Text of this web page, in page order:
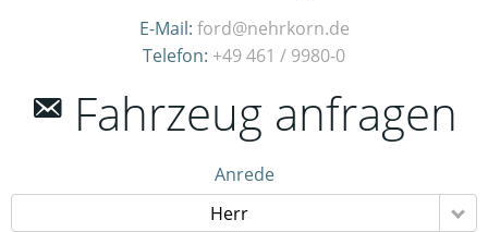
E-Mail: ford@nehrkorn.de
Telefon: +49 461 / 9980-0
Fahrzeug anfragen
Anrede
Herr